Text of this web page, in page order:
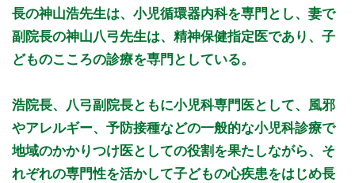
14:00 - 18:30
○ ○ ○ ○
休診日: 日、祝、年末年始
備考: 14:00～16:00は予約診療(乳幼児健診、予防接種)
乳児(1歳未満)の予防接種は予約診療での接種をおすすめしま
す。
※診療時間や臨時休診・診療内容等について、事前に必ず医療
機関ホームページ、またはお電話にてご確認ください。
長の神山浩先生は、小児循環器内科を専門とし、妻で
副院長の神山八弓先生は、精神保健指定医であり、子
どものこころの診療を専門としている。
浩院長、八弓副院長ともに小児科専門医として、風邪
やアレルギー、予防接種などの一般的な小児科診療で
地域のかかりつけ医としての役割を果たしながら、そ
れぞれの専門性を活かして子どもの心疾患をはじめ長